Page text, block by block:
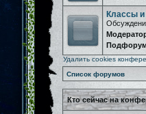
Классы
Удалить cookies
Список форумов
Кто сейчас на